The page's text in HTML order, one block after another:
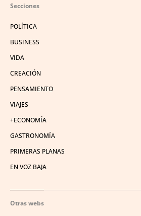
Secciones
POLÍTICA
BUSINESS
VIDA
CREACIÓN
PENSAMIENTO
VIAJES
+ECONOMÍA
GASTRONOMÍA
PRIMERAS PLANAS
EN VOZ BAJA
Otras webs